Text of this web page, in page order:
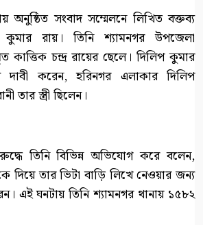
সংবাদ সম্মেলনে লিখিত বক্তব্য
রায়। তিনি শ্যামনগর উপজেলা
কাত্তিক চন্দ্র রায়ের ছেলে। দিলিপ কুমার
দাবী করেন, হরিনগর এলাকার দিলিপ
তার স্ত্রী ছিলেন।
তিনি বিভিন্ন অভিযোগ করে বলেন,
দিয়ে তার ভিটা বাড়ি লিখে নেওয়ার জন্য
এই ঘনটায় তিনি শ্যামনগর থানায় ১৫৮২